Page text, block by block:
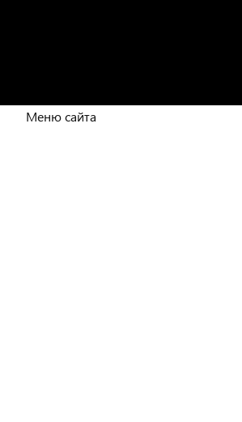
Меню сайта